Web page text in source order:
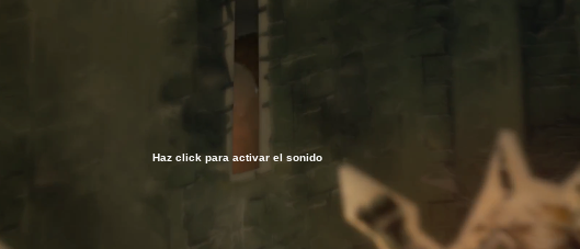
Haz click para activar el sonido